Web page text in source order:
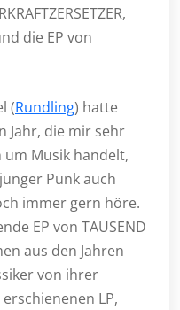
die EP von
(Rundling) hatte
Jahr, die mir sehr
um Musik handelt,
Punk auch
immer gern höre.
EP von TAUSEND
aus den Jahren
von ihrer
LP,